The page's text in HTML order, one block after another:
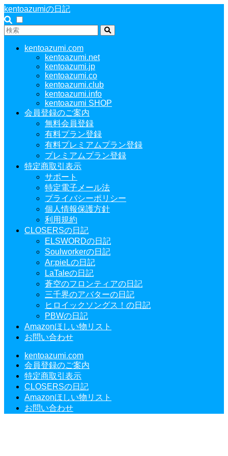
kentoazumiの日記
kentoazumi.com
kentoazumi.net
kentoazumi.jp
kentoazumi.co
kentoazumi.club
kentoazumi.info
kentoazumi SHOP
会員登録のご案内
無料会員登録
有料プラン登録
有料プレミアムプラン登録
プレミアムプラン登録
特定商取引表示
サポート
特定電子メール法
プライバシーポリシー
個人情報保護方針
利用規約
CLOSERSの日記
ELSWORDの日記
Soulworkerの日記
Ar:pieLの日記
LaTaleの日記
蒼空のフロンティアの日記
三千界のアバターの日記
ヒロイックソングス！の日記
PBWの日記
Amazonほしい物リスト
お問い合わせ
kentoazumi.com
会員登録のご案内
特定商取引表示
CLOSERSの日記
Amazonほしい物リスト
お問い合わせ